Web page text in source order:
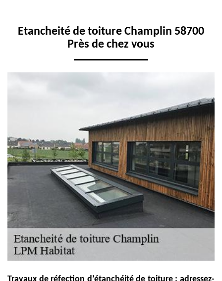
Etancheité de toiture Champlin 58700
Près de chez vous